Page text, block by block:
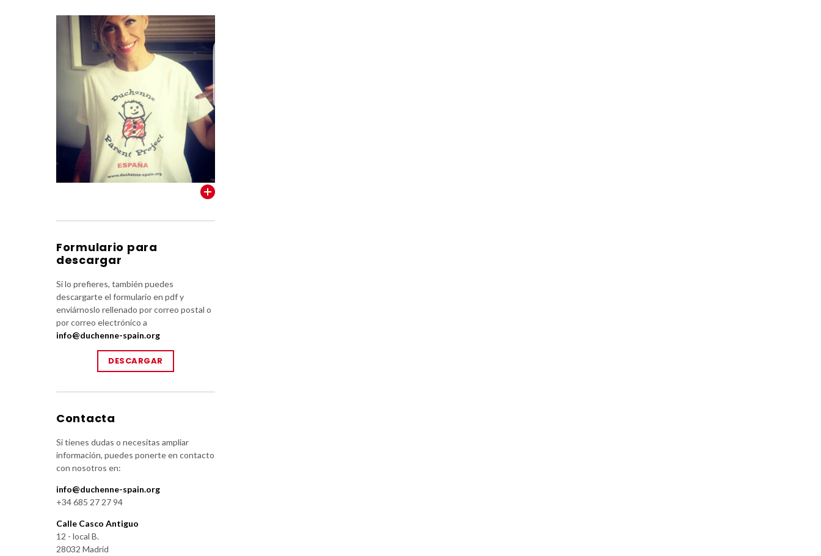
Formulario para
descargar
Si lo prefieres, también puedes
descargarte el formulario en pdf y
enviárnoslo rellenado por correo postal o
por correo electrónico a
info@duchenne-spain.org
DESCARGAR
Contacta
Si tienes dudas o necesitas ampliar
información, puedes ponerte en contacto
con nosotros en:
info@duchenne-spain.org
+34 685 27 27 94
Calle Casco Antiguo
12 - local B.
28032 Madrid